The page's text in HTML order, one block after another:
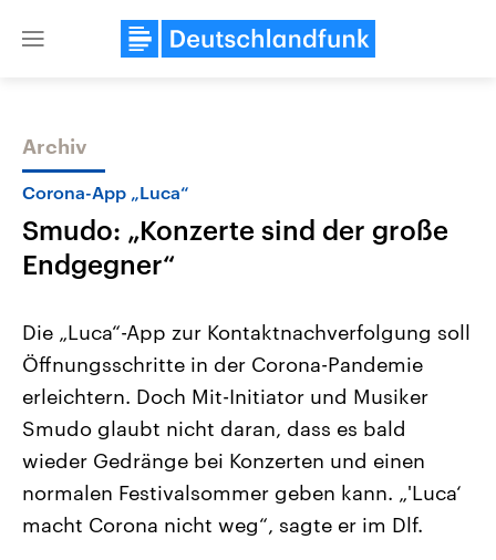
Close
Themen
Landtagswahl Sachsen-Anhalt
2026
Alle Informationen
Sachsen-Anhalt wählt am 6.
September 2026 einen neuen
Landtag. Seit 2021 wird das
Bundesland von einer Koalition aus
Umfragen, Prognosen,
Aktuelle Beiträge,
Hintergründe
Wirtschaftlich und
gehören die Vereinigten
den mächtigsten Ländern
mit großem Einfluss auf
Archiv
Corona-App „Luca“
Smudo: „Konzerte sind der große
Endgegner“
Die „Luca“-App zur Kontaktnachverfolgung soll
Öffnungsschritte in der Corona-Pandemie
erleichtern. Doch Mit-Initiator und Musiker
Smudo glaubt nicht daran, dass es bald
wieder Gedränge bei Konzerten und einen
normalen Festivalsommer geben kann. „'Luca‘
macht Corona nicht weg“, sagte er im Dlf.